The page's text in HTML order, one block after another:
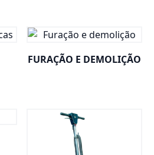
FURAÇÃO E DEMOLIÇÃO